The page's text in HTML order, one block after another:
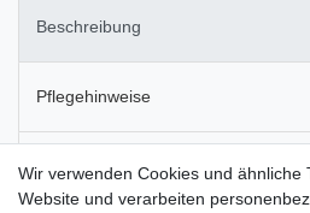
Beschreibung
Pflegehinweise
Artikel-Details
Wir verwenden Cookies und ähnliche
Website und verarbeiten